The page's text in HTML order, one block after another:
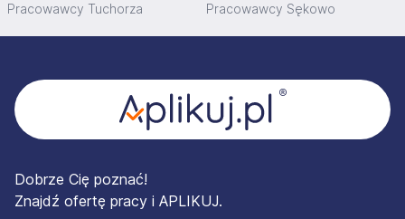
Pracowawcy Tuchorza Pracowawcy Sękowo
Dobrze Cię poznać!
Znajdź ofertę pracy i APLIKUJ.